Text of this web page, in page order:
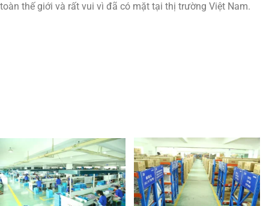
toàn thế giới và rất vui vì đã có mặt tại thị trường Việt Nam.